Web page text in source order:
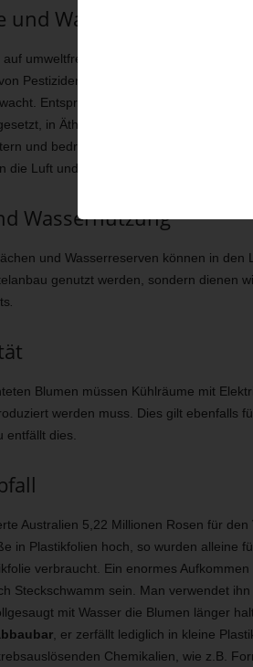
und
auf umweltfreundliche Floristik zusetzen,
Pestiziden. Da Blumen keine
Entsprechend der WHO Liste der
in Äthiopien 120. Diese
und bedrohen die Fischbestände in
die Luft und werden bis zu 1500 km weit
Wassernutzung
und Wasserreserven können in
genutzt werden, sondern dienen
Blumen müssen Kühlräume mit
werden muss. Dies gilt ebenfalls
entfällt dies.
Australien 5,22 Millionen Rosen für
in Plastikfolien hoch, so wurden alleine
verbraucht. Ein enormes
Steckschwamm sein. Man verwendet
mit Wasser die Blumen länger
, er zerfällt lediglich in kleine
Chemikalien, wie z.B.